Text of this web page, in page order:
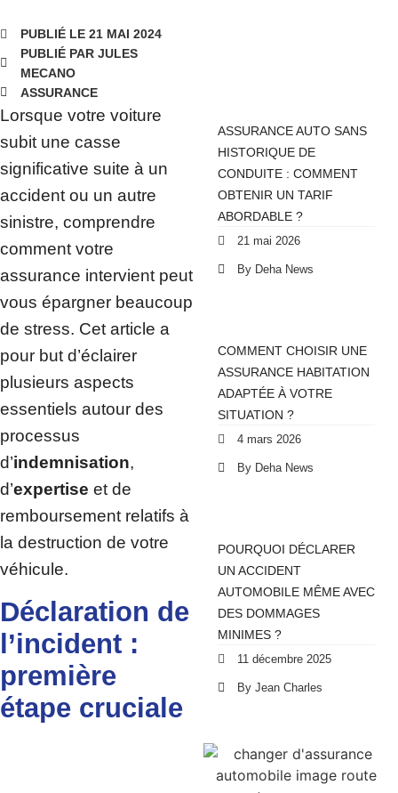
PUBLIÉ LE 21 MAI 2024
PUBLIÉ PAR JULES
MECANO
ASSURANCE
Lorsque votre voiture
subit une casse
significative suite à un
accident ou un autre
sinistre, comprendre
comment votre
assurance intervient peut
vous épargner beaucoup
de stress. Cet article a
pour but d’éclairer
plusieurs aspects
essentiels autour des
processus
d’indemnisation,
d’expertise et de
remboursement relatifs à
la destruction de votre
véhicule.
Déclaration de
l’incident :
première
étape cruciale
ASSURANCE AUTO SANS
HISTORIQUE DE
CONDUITE : COMMENT
OBTENIR UN TARIF
ABORDABLE ?
21 mai 2026
By Deha News
COMMENT CHOISIR UNE
ASSURANCE HABITATION
ADAPTÉE À VOTRE
SITUATION ?
4 mars 2026
By Deha News
POURQUOI DÉCLARER
UN ACCIDENT
AUTOMOBILE MÊME AVEC
DES DOMMAGES
MINIMES ?
11 décembre 2025
By Jean Charles